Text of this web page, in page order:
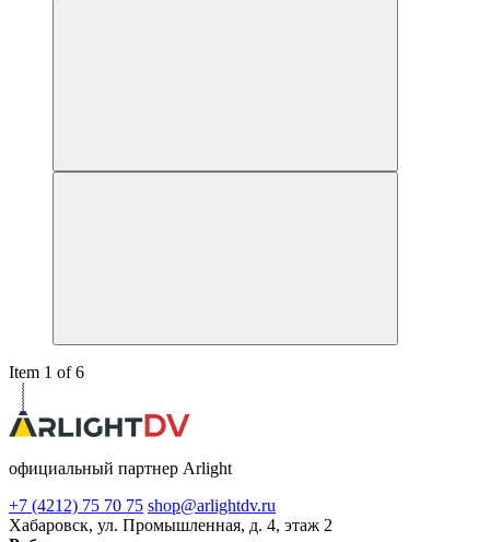
Item 1 of 6
официальный партнер Arlight
+7 (4212) 75 70 75 shop@arlightdv.ru
Хабаровск, ул. Промышленная, д. 4, этаж 2